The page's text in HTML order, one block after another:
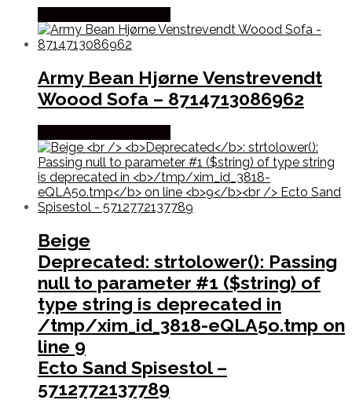
Army Bean Hjørne Venstrevendt
Woood Sofa – 8714713086962
Beige
Deprecated: strtolower(): Passing
null to parameter #1 ($string) of
type string is deprecated in
/tmp/xim_id_3818-eQLA5o.tmp on
line 9
Ecto Sand Spisestol –
5712772137789